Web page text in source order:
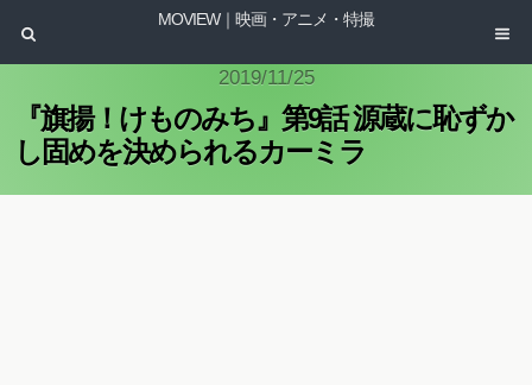
MOVIEW｜映画・アニメ・特撮
2019/11/25
『旗揚！けものみち』第9話 源蔵に恥ずか
し固めを決められるカーミラ